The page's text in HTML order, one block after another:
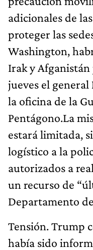
adicionales de
proteger las
Washington,
Irak y
jueves el general
la oficina de la
Pentágono.La
estará limitada,
logístico a la
autorizados a
un recurso de
Departamento
Tensión. Trump
había sido